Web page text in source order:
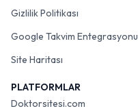
Gizlilik Politikası
Google Takvim Entegrasyonu
Site Haritası
PLATFORMLAR
Doktorsitesi.com